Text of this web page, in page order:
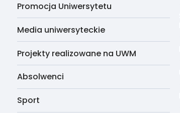
Promocja Uniwersytetu
Media uniwersyteckie
Projekty realizowane na UWM
Absolwenci
Sport